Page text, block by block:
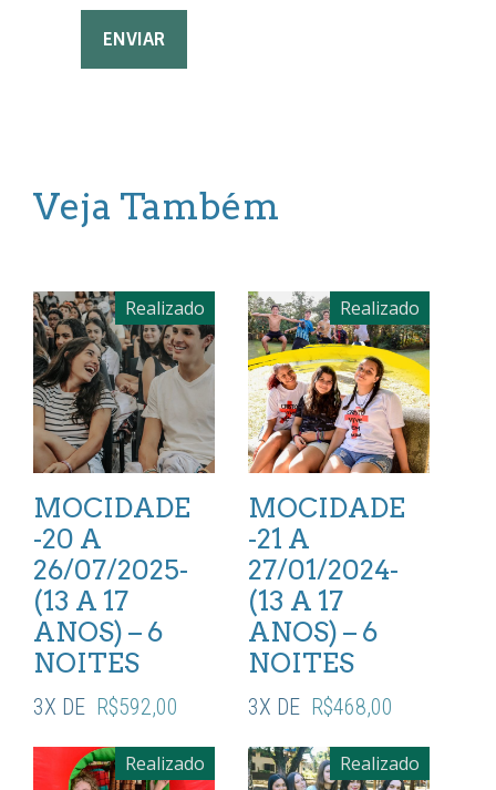
Veja Também
Realizado
MOCIDADE
-20 A
26/07/2025-
(13 A 17
ANOS) – 6
NOITES
3X DE R$592,00
Realizado
MOCIDADE
-21 A
27/01/2024-
(13 A 17
ANOS) – 6
NOITES
3X DE R$468,00
Realizado Realizado